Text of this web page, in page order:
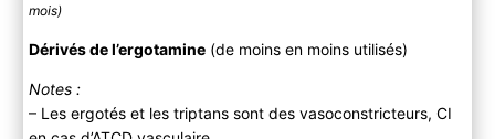
mois)
Dérivés de l’ergotamine(de moins en moins utilisés)
Notes :
– Les ergotés et les triptans sont des vasoconstricteurs, CI